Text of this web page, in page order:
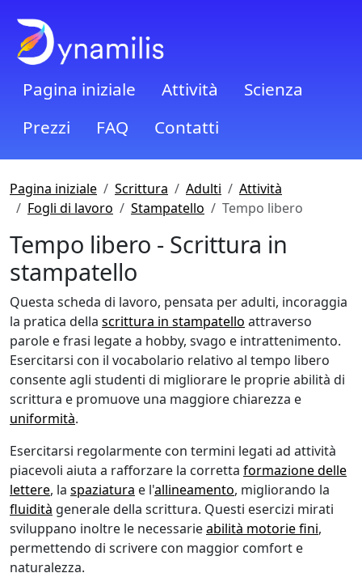
Pagina iniziale Attività
Scienza
Prezzi
FAQ Contatti
Pagina iniziale Scrittura Adulti
Attività
Fogli di lavoro
Stampatello Tempo libero
Tempo libero - Scrittura in
stampatello
Questa scheda di lavoro, pensata per adulti, incoraggia
la pratica della scrittura in stampatello attraverso
parole e frasi legate a hobby, svago e intrattenimento.
Esercitarsi con il vocabolario relativo al tempo libero
consente agli studenti di migliorare le proprie abilità di
scrittura e promuove una maggiore chiarezza e
uniformità.
Esercitarsi regolarmente con termini legati ad attività
piacevoli aiuta a rafforzare la corretta formazione delle
lettere, la spaziatura e l'allineamento, migliorando la
fluidità generale della scrittura. Questi esercizi mirati
sviluppano inoltre le necessarieabilità motorie fini,
permettendo di scrivere con maggior comfort e
naturalezza.